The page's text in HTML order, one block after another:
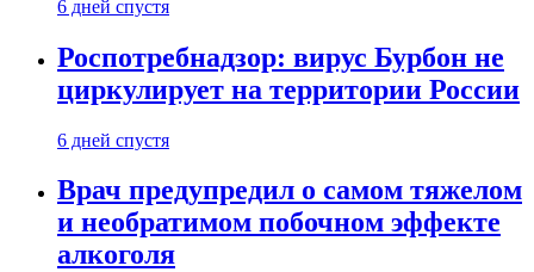
6 дней спустя
Роспотребнадзор: вирус Бурбон не
циркулирует на территории России
6 дней спустя
Врач предупредил о самом тяжелом
и необратимом побочном эффекте
алкоголя